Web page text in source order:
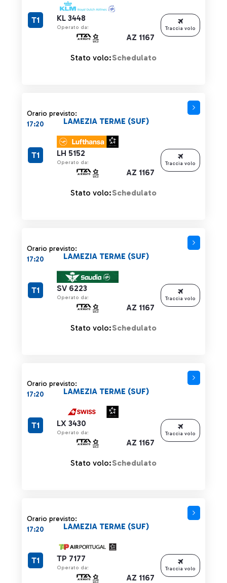
KL 3448
Operato da:
AZ 1167
T1
Stato volo:Schedulato
Traccia volo
Orario previsto:
17:20
LH 5152
Operato da:
AZ 1167
LAMEZIA TERME (SUF)
T1
Stato volo:Schedulato
Traccia volo
Orario previsto:
17:20
SV 6223
Operato da:
AZ 1167
LAMEZIA TERME (SUF)
T1
Stato volo:Schedulato
Traccia volo
Orario previsto:
17:20
LX 3430
Operato da:
AZ 1167
LAMEZIA TERME (SUF)
T1
Stato volo:Schedulato
Traccia volo
Orario previsto:
17:20
TP 7177
Operato da:
AZ 1167
LAMEZIA TERME (SUF)
T1
Traccia volo